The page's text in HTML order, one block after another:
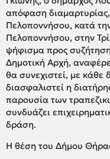
απόφαση
Πελοποννήσου, κατά
Πελοποννήσου, στην
ψήφισμα προς
Δημοτική Αρχή,
θα συνεχιστεί, με κάθε
διασφαλιστεί η
παρουσία των
συνδυάζει
δράση.
Η θέση του Δήμου